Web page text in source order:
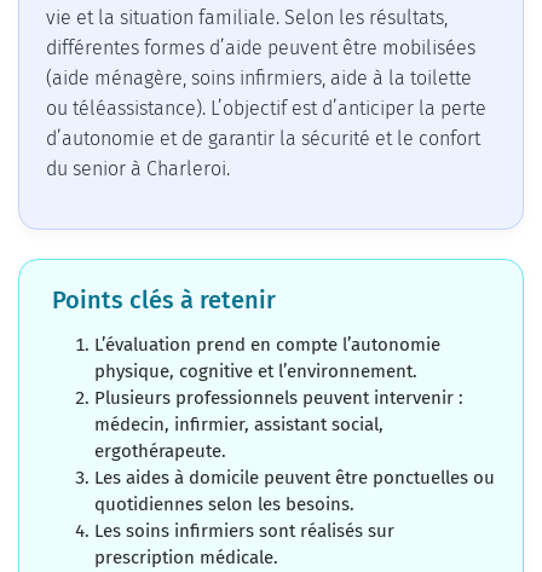
vie et la situation familiale. Selon les résultats,
différentes formes d’aide peuvent être mobilisées
(aide ménagère, soins infirmiers, aide à la toilette
ou téléassistance). L’objectif est d’anticiper la perte
d’autonomie et de garantir la sécurité et le confort
du senior à Charleroi.
Points clés à retenir
L’évaluation prend en compte l’autonomie
physique, cognitive et l’environnement.
Plusieurs professionnels peuvent intervenir :
médecin, infirmier, assistant social,
ergothérapeute.
Les aides à domicile peuvent être ponctuelles ou
quotidiennes selon les besoins.
Les soins infirmiers sont réalisés sur
prescription médicale.